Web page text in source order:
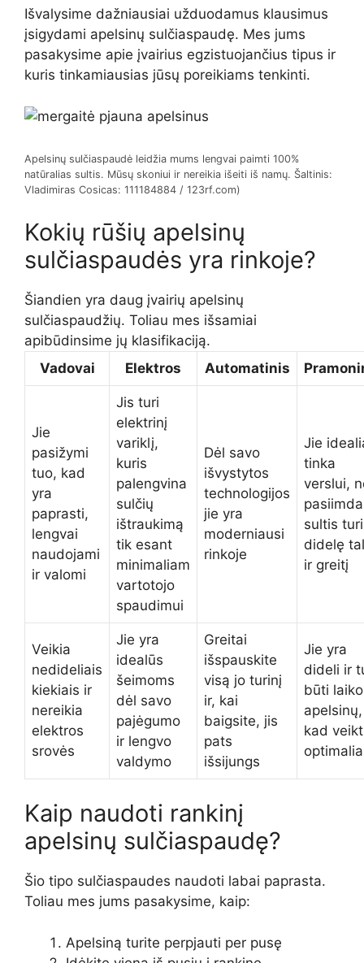
Išvalysime dažniausiai užduodamus klausimus
įsigydami apelsinų sulčiaspaudę. Mes jums
pasakysime apie įvairius egzistuojančius tipus ir
kuris tinkamiausias jūsų poreikiams tenkinti.
Apelsinų sulčiaspaudė leidžia mums lengvai paimti 100%
natūralias sultis. Mūsų skoniui ir nereikia išeiti iš namų. Šaltinis:
Vladimiras Cosicas: 111184884 / 123rf.com)
Kokių rūšių apelsinų
sulčiaspaudės yra rinkoje?
Šiandien yra daug įvairių apelsinų
sulčiaspaudžių. Toliau mes išsamiai
apibūdinsime jų klasifikaciją.
Vadovai
Elektros Automatinis
Jie
pasižymi
tuo, kad
yra
paprasti,
lengvai
naudojami
ir valomi
Jis turi
elektrinį
variklį,
kuris
palengvina
sulčių
ištraukimą
tik esant
minimaliam
vartotojo
spaudimui
Dėl savo
išvystytos
technologijos
jie yra
moderniausi
rinkoje
Jie
tinka
verslui,
sultis turi
didelę
ir greitį
Veikia
nedideliais
kiekiais ir
nereikia
elektros
srovės
Jie yra
idealūs
šeimoms
dėl savo
pajėgumo
ir lengvo
valdymo
Greitai
išspauskite
visą jo turinį
ir, kai
baigsite, jis
pats
išsijungs
Jie yra
dideli ir
būti
apelsinų,
kad
Kaip naudoti rankinį
apelsinų sulčiaspaudę?
Šio tipo sulčiaspaudes naudoti labai paprasta.
Toliau mes jums pasakysime, kaip:
Apelsiną turite perpjauti per pusę